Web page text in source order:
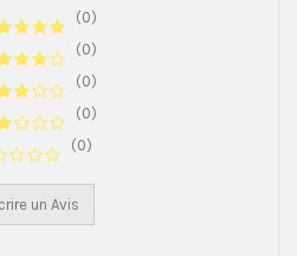
(0)
(0)
(0)
(0)
(0)
un Avis